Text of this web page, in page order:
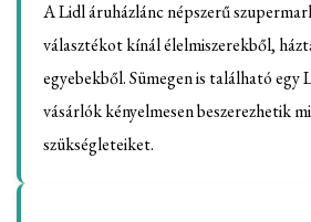
A Lidl áruházlánc népszerű
választékot kínál élelmiszerekből,
egyebekből. Sümegen is található egy
vásárlók kényelmesen beszerezhetik
szükségleteiket.